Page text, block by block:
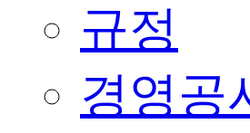
규정
경영공